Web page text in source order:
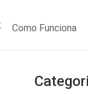
Como Funciona